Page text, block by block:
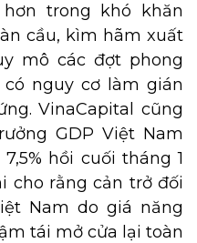
trong khó khăn
cầu, kìm hãm xuất
mô các đợt phong
nguy cơ làm gián
VinaCapital cũng
GDP Việt Nam
hồi cuối tháng 1
cho rằng cản trở đối
Nam do giá năng
tái mở cửa lại toàn